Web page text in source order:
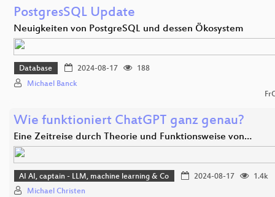
PostgresSQL Update
Neuigkeiten von PostgreSQL und dessen Ökosystem
Database 2024-08-17
188
Michael Banck
Wie funktioniert ChatGPT ganz genau?
Eine Zeitreise durch Theorie und Funktionsweise von…
AI AI, captain - LLM, machine learning & Co 2024-08-17
1.4k
Michael Christen